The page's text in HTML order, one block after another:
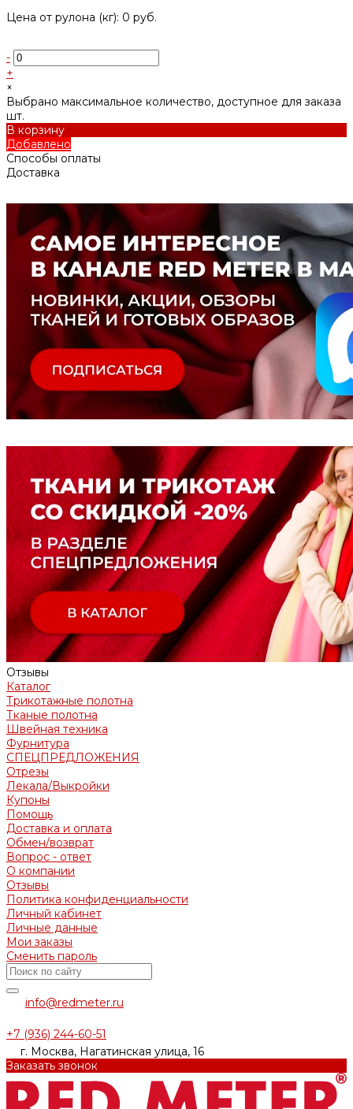
Цена от рулона (кг): 0 руб.
-
+
×
Выбрано максимальное количество, доступное для заказа
шт.
В корзину
Добавлено
Способы оплаты
Доставка
Отзывы
Каталог
Трикотажные полотна
Тканые полотна
Швейная техника
Фурнитура
СПЕЦПРЕДЛОЖЕНИЯ
Отрезы
Лекала/Выкройки
Купоны
Помощь
Доставка и оплата
Обмен/возврат
Вопрос - ответ
О компании
Отзывы
Политика конфиденциальности
Личный кабинет
Личные данные
Мои заказы
Сменить пароль
info@redmeter.ru
+7 (936) 244-60-51
г. Москва, Нагатинская улица, 16
Заказать звонок